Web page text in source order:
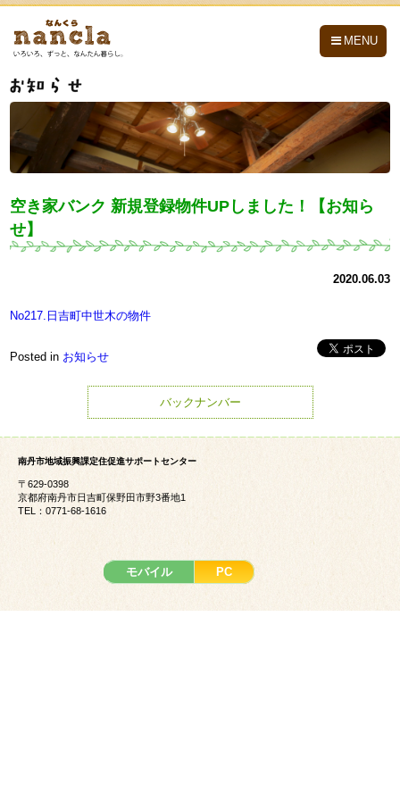
MENU
空き家バンク 新規登録物件UPしました！【お知ら
せ】
2020.06.03
No217.日吉町中世木の物件
Posted in お知らせ
バックナンバー
南丹市地域振興課定住促進サポートセンター
〒629-0398
京都府南丹市日吉町保野田市野3番地1
TEL：0771-68-1616
モバイル PC